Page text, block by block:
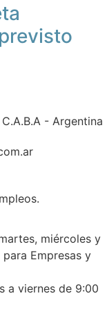
- Argentina
miércoles y
Empresas y
a viernes de 9:00